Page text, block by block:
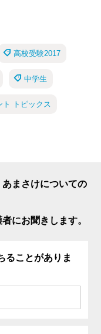
高校受験2017
中学生
ト トピックス
あまさけについての
にお聞きします。
ることがありま